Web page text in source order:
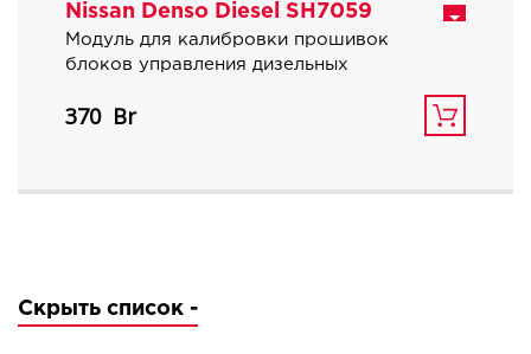
Nissan Denso Diesel SH7059
Модуль для калибровки прошивок
блоков управления дизельных
SH7059.
370
Скрыть список -